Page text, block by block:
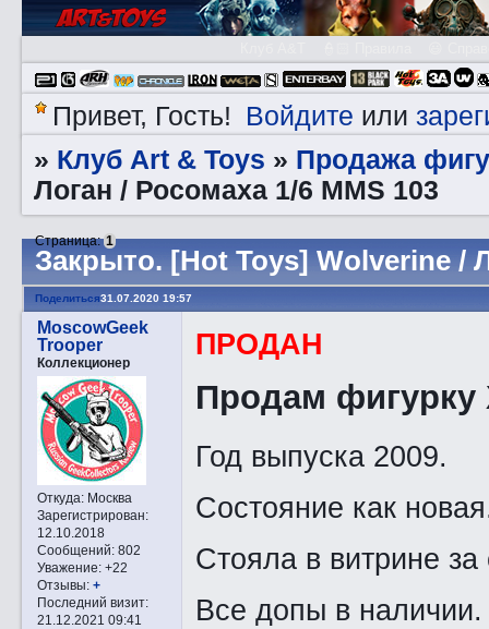
Привет, Гость! Войдите или
» Клуб Art & Toys » Продажа
Логан / Росомаха 1/6 MMS 103
Закрытo. [Hot Toys] Wolverine /
Страница:1
Поделиться31.07.2020 19:57
MoscowGeek
Trooper
Коллекционер
Откуда:Москва
Зарегистрирован:
12.10.2018
Сообщений:802
Уважение: +22
Отзывы: +
Последний визит:
21.12.2021 09:41
ПРОДАН
Продам фигурку
Год выпуска 2009.
Состояние как
Стояла в витрине за
Все допы в наличии.